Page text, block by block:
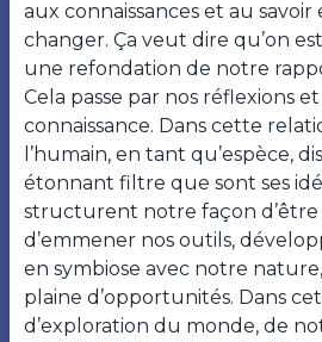
aux connaissances et au savoir
changer. Ça veut dire qu’on
une refondation de notre
Cela passe par nos réflexions
connaissance. Dans cette
l’humain, en tant qu’espèce,
étonnant filtre que sont ses
structurent notre façon
d’emmener nos outils,
en symbiose avec notre
plaine d’opportunités. Dans
d’exploration du monde, de